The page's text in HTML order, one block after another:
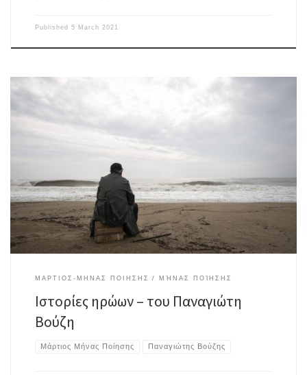
Published 5 March 2021
Μετά κλείνονται σπίτικαι δεν βάζουν κανένανγιατί αν τους αγγίξειδεν θα
ζήσουν για πάντα. Στο δωδέκατο κύμαθα σου φέρω βιβλίαγια να έχεις να
δέρμαγιατί έτσι θυμάστεπερασμένα ταξίδια. Θα φορέσει τη μάσκαγια να
πέσει στον ύπνοη ζωή που θα ζούσεανεβαίνει στο YouTube. Οι ελεύθεροι
[…]
ΜΑΡΤΙΟΣ-ΜΗΝΑΣ ΠΟΙΗΣΗΣ ΜΉΝΑΣ ΠΟΊΗΣΗΣ
Ιστορίες ηρώων – του Παναγιώτη
Βούζη
Μάρτιος Μήνας Ποίησης Παναγιώτης Βούζης